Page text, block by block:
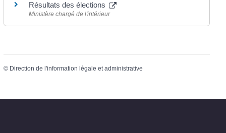
Résultats des élections
Ministère chargé de l'intérieur
© Direction de l'information légale et administrative